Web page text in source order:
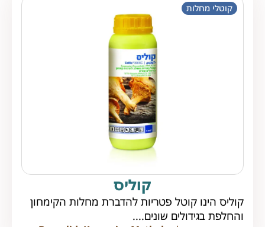
קוטלי מחלות
קוליס
קוליס הינו קוטל פטריות להדברת מחלות הקימחון
והחלפת בגידולים שונים....